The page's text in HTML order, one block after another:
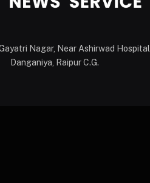
Nagar, Near Ashirwad Hospital,
Danganiya, Raipur C.G.